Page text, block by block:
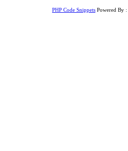
PHP Code Snippets Powered By :